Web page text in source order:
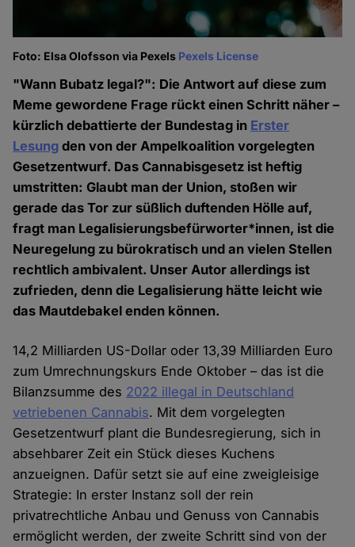
Foto: Elsa Olofsson via Pexels Pexels License
"Wann Bubatz legal?": Die Antwort auf diese zum
Meme gewordene Frage rückt einen Schritt näher –
kürzlich debattierte der Bundestag in Erster
Lesung den von der Ampelkoalition vorgelegten
Gesetzentwurf. Das Cannabisgesetz ist heftig
umstritten: Glaubt man der Union, stoßen wir
gerade das Tor zur süßlich duftenden Hölle auf,
fragt man Legalisierungsbefürworter*innen, ist die
Neuregelung zu bürokratisch und an vielen Stellen
rechtlich ambivalent. Unser Autor allerdings ist
zufrieden, denn die Legalisierung hätte leicht wie
das Mautdebakel enden können.
14,2 Milliarden US-Dollar oder 13,39 Milliarden Euro
zum Umrechnungskurs Ende Oktober – das ist die
Bilanzsumme des 2022 illegal in Deutschland
vetriebenen Cannabis. Mit dem vorgelegten
Gesetzentwurf plant die Bundesregierung, sich in
absehbarer Zeit ein Stück dieses Kuchens
anzueignen. Dafür setzt sie auf eine zweigleisige
Strategie: In erster Instanz soll der rein
privatrechtliche Anbau und Genuss von Cannabis
ermöglicht werden, der zweite Schritt sind von der